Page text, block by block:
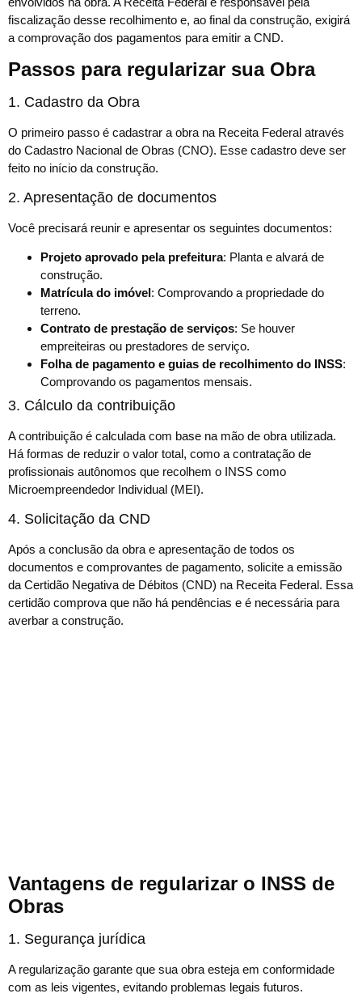
fiscalização desse recolhimento e, ao final da construção, exigirá
a comprovação dos pagamentos para emitir a CND.
Passos para regularizar sua Obra
1. Cadastro da Obra
O primeiro passo é cadastrar a obra na Receita Federal através
do Cadastro Nacional de Obras (CNO). Esse cadastro deve ser
feito no início da construção.
2. Apresentação de documentos
Você precisará reunir e apresentar os seguintes documentos:
Projeto aprovado pela prefeitura: Planta e alvará de
construção.
Matrícula do imóvel: Comprovando a propriedade do
terreno.
Contrato de prestação de serviços: Se houver
empreiteiras ou prestadores de serviço.
Folha de pagamento e guias de recolhimento do INSS:
Comprovando os pagamentos mensais.
3. Cálculo da contribuição
A contribuição é calculada com base na mão de obra utilizada.
Há formas de reduzir o valor total, como a contratação de
profissionais autônomos que recolhem o INSS como
Microempreendedor Individual (MEI).
4. Solicitação da CND
Após a conclusão da obra e apresentação de todos os
documentos e comprovantes de pagamento, solicite a emissão
da Certidão Negativa de Débitos (CND) na Receita Federal. Essa
certidão comprova que não há pendências e é necessária para
averbar a construção.
Vantagens de regularizar o INSS de
Obras
1. Segurança jurídica
A regularização garante que sua obra esteja em conformidade
com as leis vigentes, evitando problemas legais futuros.